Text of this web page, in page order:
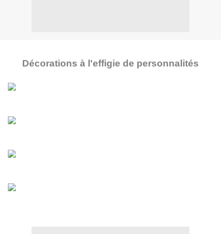
Décorations à l'effigie de personnalités